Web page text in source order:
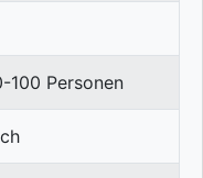
100 Personen